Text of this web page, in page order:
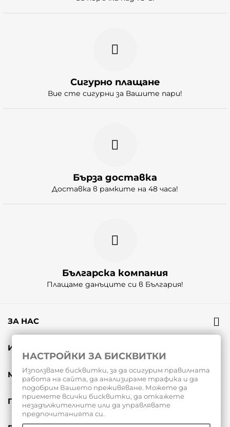
Сигурно плащане
Вие сте сигурни за Вашите пари!
Бърза доставка
Доставка в рамките на 48 часа!
Българска компания
Плащаме данъците си в България!
ЗА НАС
ИНФОРМАЦИЯ
МОЯТ ПРОФИЛ
ПОДАРЪЧНИ ВАУЧЕРИ
НАСТРОЙКИ ЗА БИСКВИТКИ
Използваме бисквитки, за да осигурим правилната
работа на сайта, да анализираме трафика и да
подобрим Вашето преживяване. Можете да
приемете всички бисквитки, да откажете
незадължителните или да управлявате
предпочитанията си.